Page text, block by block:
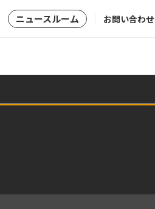
ニュースルーム お問い合わせ